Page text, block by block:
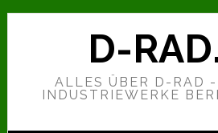
Zur
Hauptnavigation
Zum
Zur
D-
ALLES ÜBER D-RAD
INDUSTRIEWERKE